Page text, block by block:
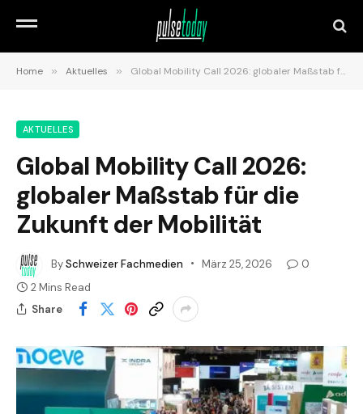
Home » Aktuelles » Global Mobility Call 2026: globaler Maßstab für die Zukunft der Mobilität
AKTUELLES
Global Mobility Call 2026:
globaler Maßstab für die
Zukunft der Mobilität
BySchweizer Fachmedien März 25, 2026
0
2 Mins Read
Share